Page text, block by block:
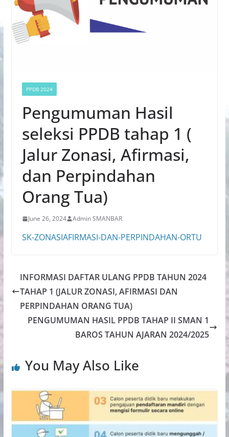
PPDB 2024
Pengumuman Hasil
seleksi PPDB tahap 1 (
Jalur Zonasi, Afirmasi,
dan Perpindahan
Orang Tua)
June 26, 2024 Admin SMANBAR
SK-ZONASIAFIRMASI-DAN-PERPINDAHAN-ORTU
INFORMASI DAFTAR ULANG PPDB TAHUN 2024
TAHAP 1 (JALUR ZONASI, AFIRMASI DAN
PERPINDAHAN ORANG TUA)
PENGUMUMAN HASIL PPDB TAHAP II SMAN 1
BAROS TAHUN AJARAN 2024/2025
You May Also Like